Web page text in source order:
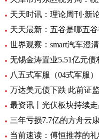
天天最新：五谷是哪五
世界观察：smart汽车澄
无锡金涛置业5.51亿元债
八五式军服（04式军服）
三年亏损7.7亿的方舟云
当前速读：傅恒推荐的